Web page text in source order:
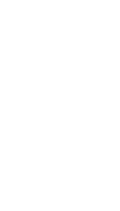
:
deux roues